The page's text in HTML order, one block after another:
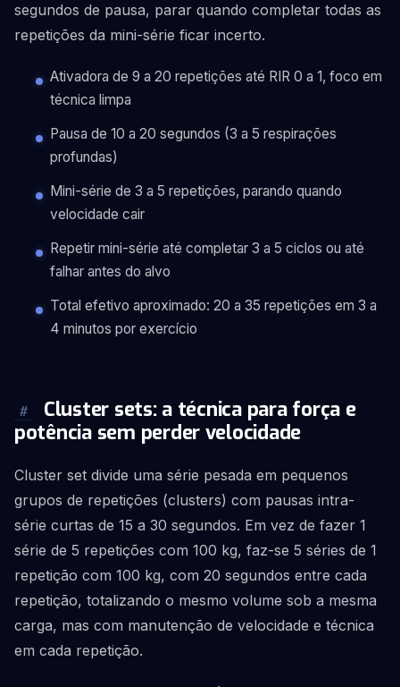
segundos de pausa, parar quando completar todas as
repetições da mini-série ficar incerto.
Ativadora de 9 a 20 repetições até RIR 0 a 1, foco em
técnica limpa
Pausa de 10 a 20 segundos (3 a 5 respirações
profundas)
Mini-série de 3 a 5 repetições, parando quando
velocidade cair
Repetir mini-série até completar 3 a 5 ciclos ou até
falhar antes do alvo
Total efetivo aproximado: 20 a 35 repetições em 3 a
4 minutos por exercício
#
Cluster sets: a técnica para força e
potência sem perder velocidade
Cluster set divide uma série pesada em pequenos
grupos de repetições (clusters) com pausas intra-
série curtas de 15 a 30 segundos. Em vez de fazer 1
série de 5 repetições com 100 kg, faz-se 5 séries de 1
repetição com 100 kg, com 20 segundos entre cada
repetição, totalizando o mesmo volume sob a mesma
carga, mas com manutenção de velocidade e técnica
em cada repetição.